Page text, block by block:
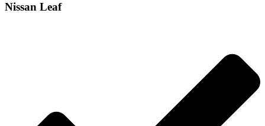
Nissan Leaf